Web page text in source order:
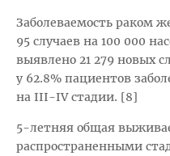
Заболеваемость раком
95 случаев на 100 000
выявлено 21 279 новых
у 62.8% пациентов
на III-IV cтадии. [8]
5-летняя общая
распространенными